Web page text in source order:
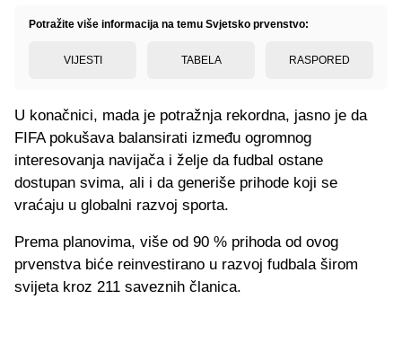
Potražite više informacija na temu Svjetsko prvenstvo:
VIJESTI TABELA RASPORED
U konačnici, mada je potražnja rekordna, jasno je da
FIFA pokušava balansirati između ogromnog
interesovanja navijača i želje da fudbal ostane
dostupan svima, ali i da generiše prihode koji se
vraćaju u globalni razvoj sporta.
Prema planovima, više od 90 % prihoda od ovog
prvenstva biće reinvestirano u razvoj fudbala širom
svijeta kroz 211 saveznih članica.